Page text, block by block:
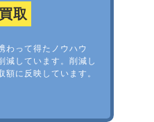
取
わって得たノウハウ
減しています。削減し
額に反映しています。